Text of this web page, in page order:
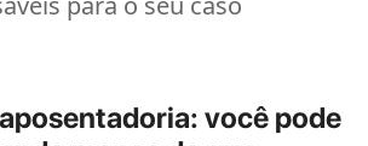
você pode